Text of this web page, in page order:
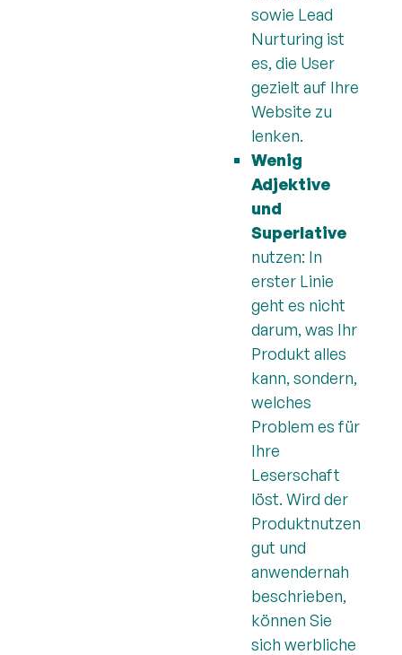
sowie Lead
Nurturing ist
es, die User
gezielt auf Ihre
Website zu
lenken.
Wenig
Adjektive
und
Superlative
nutzen: In
erster Linie
geht es nicht
darum, was Ihr
Produkt alles
kann, sondern,
welches
Problem es für
Ihre
Leserschaft
löst. Wird der
Produktnutzen
gut und
anwendernah
beschrieben,
können Sie
sich werbliche